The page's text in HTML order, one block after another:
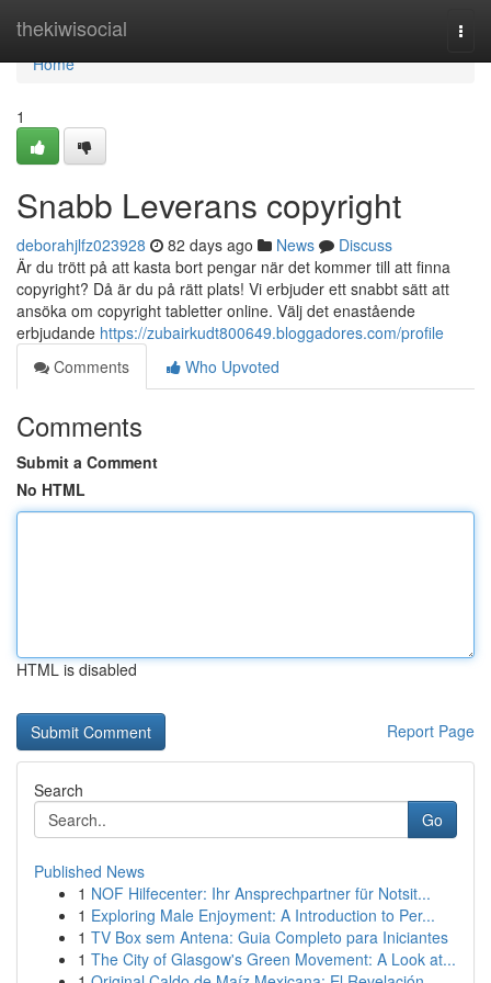
thekiwisocial
Home
Home
1
Snabb Leverans copyright
deborahjlfz023928 82 days ago News
Discuss
Är du trött på att kasta bort pengar när det kommer till att finna
copyright? Då är du på rätt plats! Vi erbjuder ett snabbt sätt att
ansöka om copyright tabletter online. Välj det enastående
erbjudande https://zubairkudt800649.bloggadores.com/profile
Comments
Who Upvoted
Comments
Submit a Comment
No HTML
HTML is disabled
Report Page
Search
Go
Published News
1 NOF Hilfecenter: Ihr Ansprechpartner für Notsit...
1 Exploring Male Enjoyment: A Introduction to Per...
1 TV Box sem Antena: Guia Completo para Iniciantes
1 The City of Glasgow's Green Movement: A Look at...